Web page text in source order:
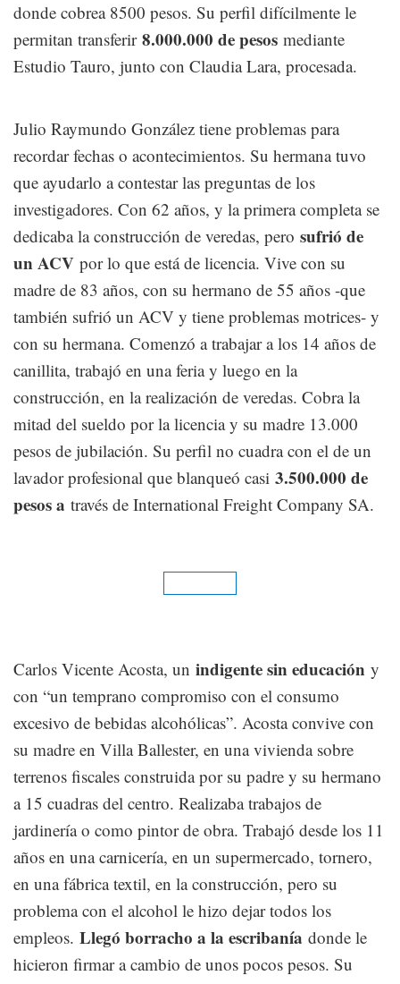
donde cobrea 8500 pesos. Su perfil difícilmente le
permitan transferir 8.000.000 de pesos mediante
Estudio Tauro, junto con Claudia Lara, procesada.
Julio Raymundo González tiene problemas para
recordar fechas o acontecimientos. Su hermana tuvo
que ayudarlo a contestar las preguntas de los
investigadores. Con 62 años, y la primera completa se
dedicaba la construcción de veredas, pero sufrió de
un ACV por lo que está de licencia. Vive con su
madre de 83 años, con su hermano de 55 años -que
también sufrió un ACV y tiene problemas motrices- y
con su hermana. Comenzó a trabajar a los 14 años de
canillita, trabajó en una feria y luego en la
construcción, en la realización de veredas. Cobra la
mitad del sueldo por la licencia y su madre 13.000
pesos de jubilación. Su perfil no cuadra con el de un
lavador profesional que blanqueó casi 3.500.000 de
pesos a través de International Freight Company SA.
Carlos Vicente Acosta, un indigente sin educación y
con “un temprano compromiso con el consumo
excesivo de bebidas alcohólicas”. Acosta convive con
su madre en Villa Ballester, en una vivienda sobre
terrenos fiscales construida por su padre y su hermano
a 15 cuadras del centro. Realizaba trabajos de
jardinería o como pintor de obra. Trabajó desde los 11
años en una carnicería, en un supermercado, tornero,
en una fábrica textil, en la construcción, pero su
problema con el alcohol le hizo dejar todos los
empleos. Llegó borracho a la escribanía donde le
hicieron firmar a cambio de unos pocos pesos. Su